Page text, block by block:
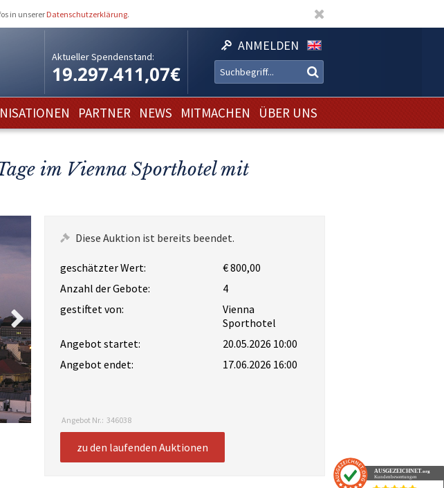
in unserer Datenschutzerklärung.
Aktueller Spendenstand:
19.297.411,07€
ANMELDEN
PARTNER NEWS MITMACHEN ÜBER UNS
im Vienna Sporthotel mit
Diese Auktion ist bereits beendet.
geschätzter Wert:
€ 800,00
Anzahl der Gebote:
4
gestiftet von:
Vienna
Sporthotel
Angebot startet:
20.05.2026 10:00
Angebot endet:
17.06.2026 16:00
Angebot Nr.: 346038
zu den laufenden Auktionen
AUSGEZEICHNET .org
Kundenbewertungen